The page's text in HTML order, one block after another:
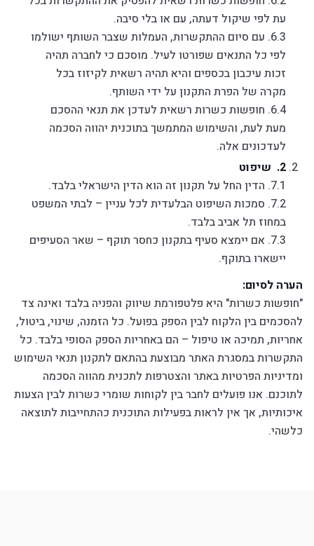
עת לפי שיקול דעתה, עם או בלי סיבה.
6.3. עם סיום ההתקשרות, העמלות שצבר השותף ישולמו
לפי כל התנאים שפורטו לעיל. מוסכם כי לחברה תהיה
זכות עיכבון בכספים והיא תהיה רשאית לקיזוז בכל
מקרה של הפרת התקנון על ידי השותף.
6.4. חופשות כשרות רשאית לעדכן את תנאי ההסכם
מעת לעת, והשימוש המתמשך בתוכנית יהווה הסכמה
לעדכונים אלה.
שיפוט
7.1. הדין החל על תקנון זה הוא הדין הישראלי בלבד.
7.2. סמכות השיפוט הבלעדית לכל עניין – לבתי המשפט
במחוז תל אביב בלבד.
7.3. אם יימצא סעיף בתקנון כחסר תוקף – שאר הסעיפים
יישארו בתוקף.
הערה לסיום:
"חופשות כשרות" היא פלטפורמת שיווק והפניה בלבד ואינה צד
להסכמים בין הלקוח לבין הספק בפועל. כל הזמנה, שינוי, ביטול,
אחריות, תמיכה או טיפול – הם באחריות הספק הסופי בלבד. כל
התקשרות במסגרת האתר מבוצעת בהתאם לתקנון תנאי השימוש
ומדיניות הפרטיות באתר והצטרפות לתכנית מהווה הסכמה
לתוכנם. אנו פועלים לחבר בין לקוחות שומרי כשרות לבין הצעות
איכותיות, אך אין לראות בפעילות התוכנית כהתחייבות לתוצאה
כלשהי.